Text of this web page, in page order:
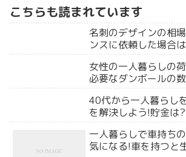
こちらも読まれています
名刺のデザインの相
ンスに依頼した場合
女性の一人暮らしの
必要なダンボールの
40代から一人暮らし
を解決しよう!貯金は
一人暮らしで車持ち
気になる!車を持つと